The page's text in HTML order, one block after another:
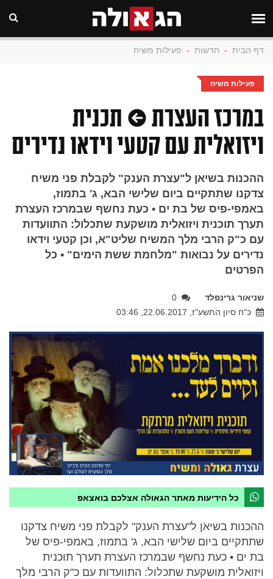
דף הבית - חדשות - פעילות משיח
פעילות משיח
במרכז העצרת • תכנית
ויזואלית עם קטעי וידאו נדירים
ההכנות בשיאן ל"עצרת הענק" לקבלת פני משיח
צדקנו שתתקיים ביום שלישי הבא, ג' בתמוז,
באמפי-פיס של בת ים • כעת נחשף שבמרכז העצרת
תערך תוכנית ויזואלית מושקעת שתכלול: התוועדות
עם כ"ק הרבי מלך המשיח שליט"א, וכן קטעי וידאו
נדירים על נבואות "מלחמת ששת הימים" • כל
הפרטים
שניאור גרינפלד
0
כ"ח סיון התשע"ז, 22.06.2017, 03:46
כל הידיעות מאתר הגאולה אצלכם בואצאפ
ההכנות בשיאן ל"עצרת הענק" לקבלת פני משיח צדקנו
שתתקיים ביום שלישי הבא, ג' בתמוז, באמפי-פיס של
בת ים • כעת נחשף שבמרכז העצרת תערך תוכנית
ויזואלית מושקעת שתכלול: התוועדות עם כ"ק הרבי מלך